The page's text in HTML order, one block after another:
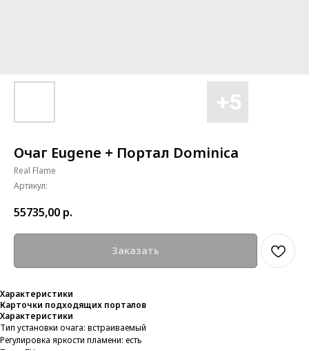
Очаг Eugene + Портал Dominica
Real Flame
Артикул:
55735,00 р.
Заказать
Характеристики
Карточки подходящих порталов
Характеристики
Тип установки очага: встраиваемый
Регулировка яркости пламени: есть